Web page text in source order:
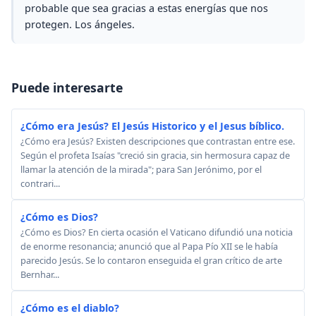
probable que sea gracias a estas energías que nos
protegen. Los ángeles.
Puede interesarte
¿Cómo era Jesús? El Jesús Historico y el Jesus bíblico.
¿Cómo era Jesús? Existen descripciones que contrastan entre ese.
Según el profeta Isaías "creció sin gracia, sin hermosura capaz de
llamar la atención de la mirada"; para San Jerónimo, por el
contrari...
¿Cómo es Dios?
¿Cómo es Dios? En cierta ocasión el Vaticano difundió una noticia
de enorme resonancia; anunció que al Papa Pío XII se le había
parecido Jesús. Se lo contaron enseguida el gran crítico de arte
Bernhar...
¿Cómo es el diablo?